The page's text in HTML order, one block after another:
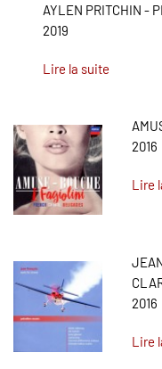
AYLEN PRITCHIN -
2019
Lire la suite
2016
Lire
2016
Lire